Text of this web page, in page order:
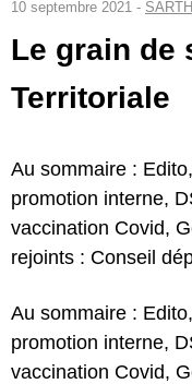
10 septembre 2021 -
Le grain de
Territoriale
Au sommaire :
promotion interne,
vaccination Covid,
rejoints : Conseil
Au sommaire :
promotion interne,
vaccination Covid,